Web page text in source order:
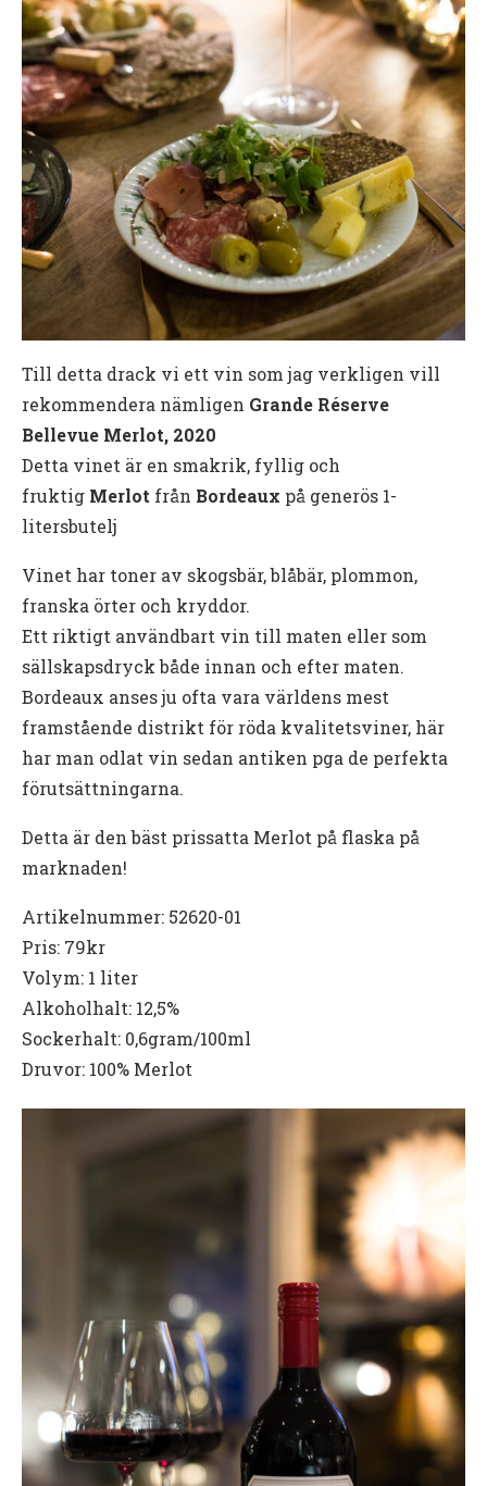
Till detta drack vi ett vin som jag verkligen vill
rekommendera nämligen Grande Réserve
Bellevue Merlot, 2020
Detta vinet är en smakrik, fyllig och
fruktig Merlot från Bordeaux på generös 1-
litersbutelj
Vinet har toner av skogsbär, blåbär, plommon,
franska örter och kryddor.
Ett riktigt användbart vin till maten eller som
sällskapsdryck både innan och efter maten.
Bordeaux anses ju ofta vara världens mest
framstående distrikt för röda kvalitetsviner, här
har man odlat vin sedan antiken pga de perfekta
förutsättningarna.
Detta är den bäst prissatta Merlot på flaska på
marknaden!
Artikelnummer: 52620-01
Pris: 79kr
Volym: 1 liter
Alkoholhalt: 12,5%
Sockerhalt: 0,6gram/100ml
Druvor: 100% Merlot